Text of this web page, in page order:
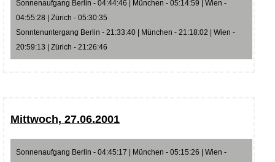
Sonnenaufgang Berlin - 04:44:46 | München - 05:14:59 | Wien -
04:55:28 | Zürich - 05:30:35
Sonntenuntergang Berlin - 21:33:40 | München - 21:18:02 | Wien -
20:59:13 | Zürich - 21:26:46
Mittwoch, 27.06.2001
Sonnenaufgang Berlin - 04:45:17 | München - 05:15:26 | Wien -